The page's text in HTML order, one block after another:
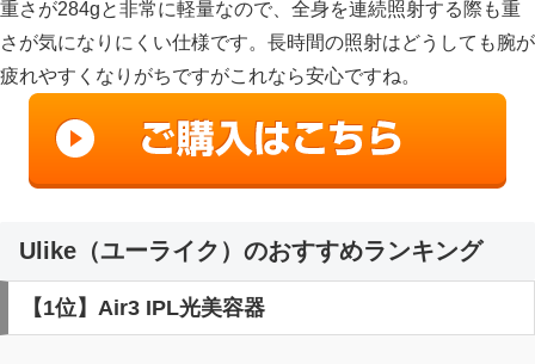
重さが284gと非常に軽量なので、全身を連続照射する際も重
さが気になりにくい仕様です。長時間の照射はどうしても腕が
疲れやすくなりがちですがこれなら安心ですね。
Ulike（ユーライク）のおすすめランキング
【1位】Air3 IPL光美容器